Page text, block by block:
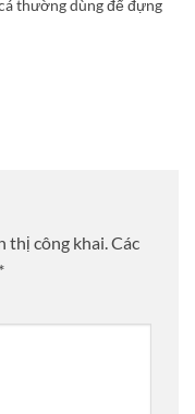
thường dùng để đựng
thị công khai.Các
*